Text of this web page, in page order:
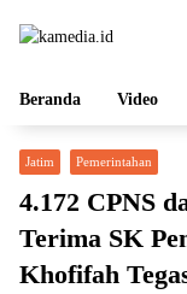
Beranda Video
Jatim Pemerintahan
4.172 CPNS
Terima SK
Khofifah